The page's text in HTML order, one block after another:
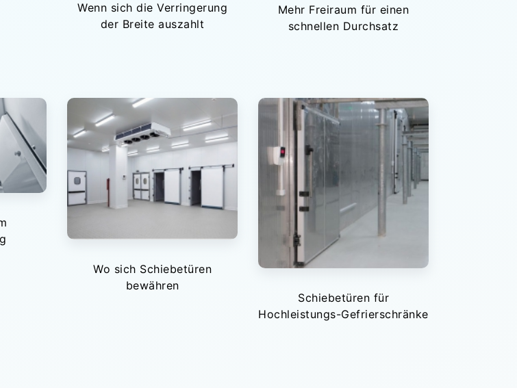
Wenn sich die Verringerung
der Breite auszahlt
Mehr Freiraum für einen
schnellen Durchsatz
Wo sich Schiebetüren
bewähren
Schiebetüren für
Hochleistungs-Gefrierschränke